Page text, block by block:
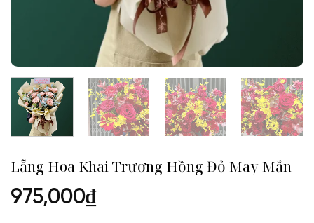
Lẵng Hoa Khai Trương Hồng Đỏ May Mắn
975,000₫